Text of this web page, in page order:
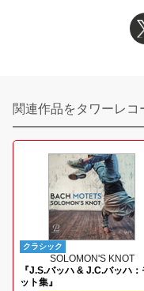
関連作品をタワーレコ
クラシック
SOLOMON'S KNOT
『J.S.バッハ & J.C.バッハ
ット集』